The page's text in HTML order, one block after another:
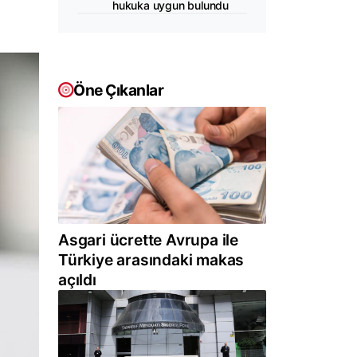
hukuka uygun bulundu
Öne Çıkanlar
Asgari ücrette Avrupa ile
Türkiye arasındaki makas
açıldı